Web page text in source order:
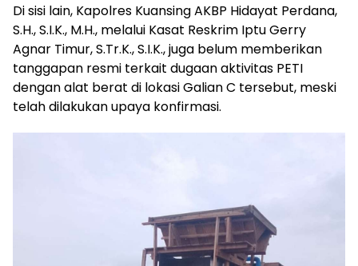
Di sisi lain, Kapolres Kuansing AKBP Hidayat Perdana,
S.H., S.I.K., M.H., melalui Kasat Reskrim Iptu Gerry
Agnar Timur, S.Tr.K., S.I.K., juga belum memberikan
tanggapan resmi terkait dugaan aktivitas PETI
dengan alat berat di lokasi Galian C tersebut, meski
telah dilakukan upaya konfirmasi.